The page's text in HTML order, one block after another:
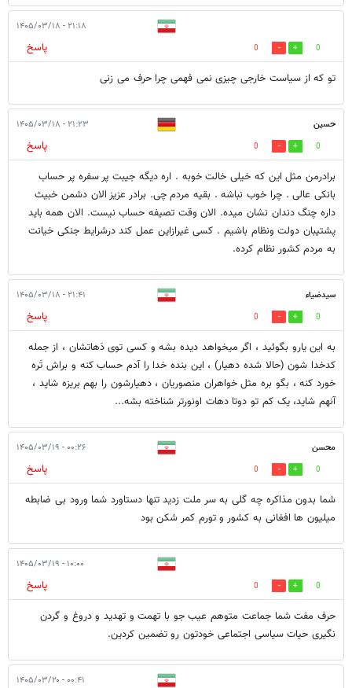
۲۱:۱۸ - ۱۴۰۵/۰۳/۱۸
0
0
پاسخ
تو که از سیاست خارجی چیزی نمی فهمی چرا حرف می زنی
حسین ۲۱:۲۳ - ۱۴۰۵/۰۳/۱۸
0
0
پاسخ
برادرمن مثل این که خیلی خالت خوبه . اره دیگه جیبت پر سفره پر حساب
بانکی عالی . چرا خوب نباشه . بقیه مردم چی. برادر عزیز الان دشمن خبیث
داره چنگ دندان نشان میده. الان وقت تصیفه حساب نیست. الان همه باید
پشتیبان دولت ونظام باشیم . کسی غیرازاین عمل کند درشرایط جنکی خیانت
به مردم کشور نظام کرده.
سیدضیاء ۲۱:۴۱ - ۱۴۰۵/۰۳/۱۸
0
0
پاسخ
به این یارو بگوئید ، اگر میخواهد دیده بشه و کسی توی دَهاتشان ، از جمله
کدخدا شون (حالا شده دهیار) ، این بنده خدا را آدم حساب کنه و براش تَره
خورد کنه ، بگو بره مثل خواهران منصوریان ، دهیارشون را بهم بریزه شاید ،
آنهم شاید، یک کم تو دوتا دهات اونورتر شناخته بشه...
محسن ۰۰:۲۶ - ۱۴۰۵/۰۳/۱۹
0
0
پاسخ
شما بدون مذاکره چه گلی به سر ملت زدید تنها دستاورد شما ورود بی ضابطه
میلیون ها افغانی به کشور و تورم کمر شکن بود
۱۰:۰۰ - ۱۴۰۵/۰۳/۱۹
0
0
پاسخ
حرف مفت شما جماعت متوهم عیب جو با تهمت و تهدید و دروغ و گردن
نگیری حیات سیاسی اجتماعی خودتون رو تضمین کردین.
۰۰:۴۱ - ۱۴۰۵/۰۳/۲۰